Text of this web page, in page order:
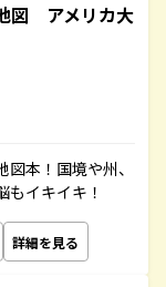
図 アメリカ大
本！国境や州、
イキイキ！
詳細を見る